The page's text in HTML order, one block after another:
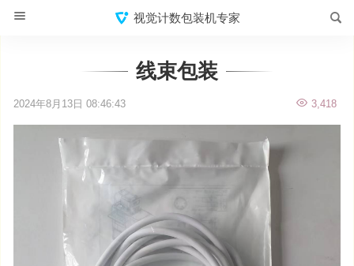
视觉计数包装机专家
线束包装
2024年8月13日 08:46:43 3,418